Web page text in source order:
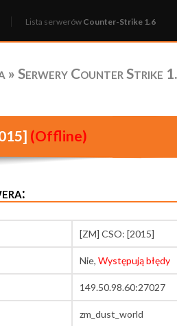
Lista serwerów Counter-Strike 1.6
» Serwery Counter Strike
(Offline)
[ZM] CSO: [2015]
Nie, Występują błędy
149.50.98.60:27027
zm_dust_world